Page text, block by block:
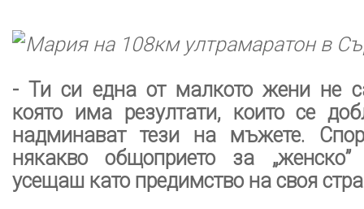
Мария на 108км ултрамаратон в
- Ти си една от малкото жени не
която има резултати, които се
надминават тези на мъжете.
някакво общоприето за „женско”
усещаш като предимство на своя